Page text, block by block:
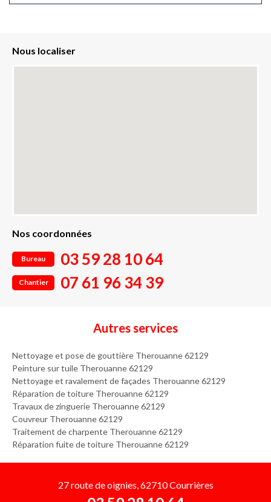
Nous localiser
Nos coordonnées
Bureau 03 59 28 10 64
Chantier 07 61 96 34 39
Autres services
Nettoyage et pose de gouttière Therouanne 62129
Peinture sur tuile Therouanne 62129
Nettoyage et ravalement de façades Therouanne 62129
Réparation de toiture Therouanne 62129
Travaux de zinguerie Therouanne 62129
Couvreur Therouanne 62129
Traitement de charpente Therouanne 62129
Réparation fuite de toiture Therouanne 62129
27 route de oignies, 62710 Courrières